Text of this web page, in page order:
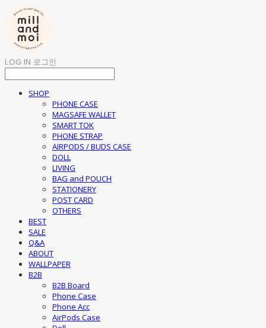
LOG IN 로그인
SHOP
PHONE CASE
MAGSAFE WALLET
SMART TOK
PHONE STRAP
AIRPODS / BUDS CASE
DOLL
LIVING
BAG and POUCH
STATIONERY
POST CARD
OTHERS
BEST
SALE
Q&A
ABOUT
WALLPAPER
B2B
B2B Board
Phone Case
Phone Acc
AirPods Case